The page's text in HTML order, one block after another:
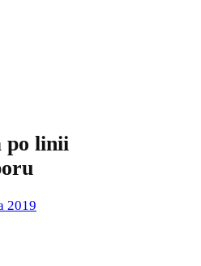
po linii
2019